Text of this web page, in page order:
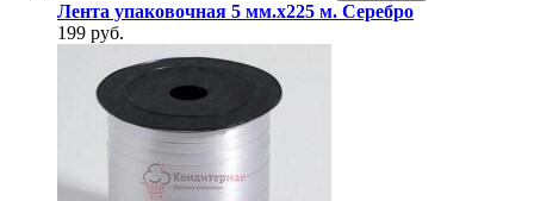
Лента упаковочная 5 мм.х225 м. Серебро
199 руб.